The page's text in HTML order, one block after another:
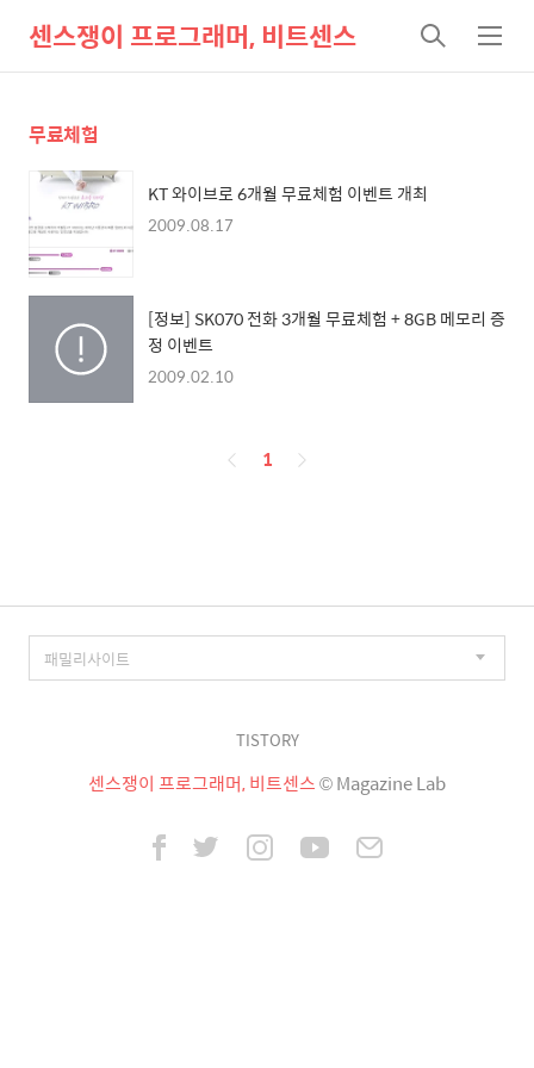
센스쟁이 프로그래머, 비트센스
검
색
메
뉴
무료체험
KT 와이브로 6개월 무료체험 이벤트 개최
2009.08.17
[정보] SK070 전화 3개월 무료체험 + 8GB 메모리 증
정 이벤트
2009.02.10
페
1
TISTORY
센스쟁이 프로그래머, 비트센스© Magazine Lab